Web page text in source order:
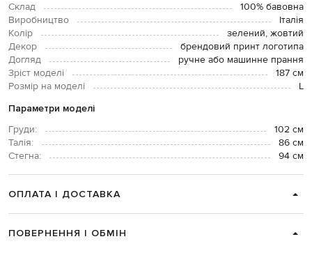
Склад
100% бавовна
Виробництво
Італія
Колір
зелений, жовтий
Декор
брендовий принт логотипа
Догляд
ручне або машинне прання
Зріст моделі
187 см
Розмір на моделі
L
Параметри моделі
Груди:
102 см
Талія:
86 см
Стегна:
94 см
ОПЛАТА І ДОСТАВКА
ПОВЕРНЕННЯ І ОБМІН